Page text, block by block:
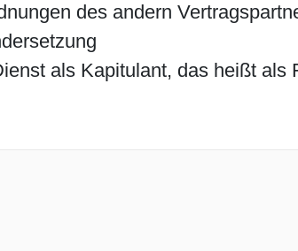
des andern
als Kapitulant, das heißt als